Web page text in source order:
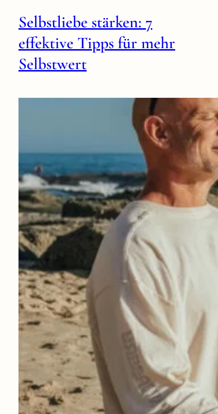
Selbstliebe stärken: 7
effektive Tipps für mehr
Selbstwert